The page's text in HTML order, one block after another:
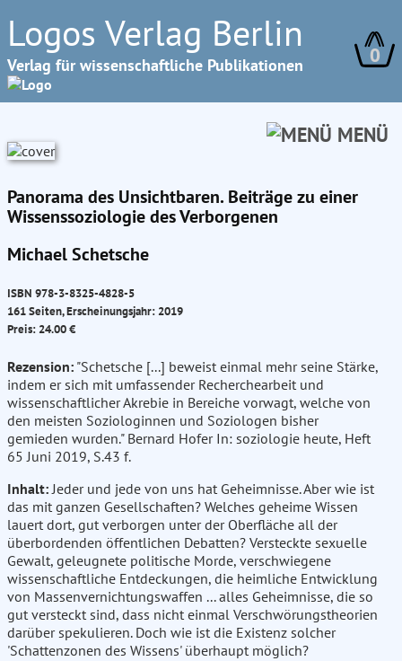
Logos Verlag Berlin
Verlag für wissenschaftliche Publikationen 0
MENÜ
Panorama des Unsichtbaren. Beiträge zu einer
Wissenssoziologie des Verborgenen
Michael Schetsche
ISBN 978-3-8325-4828-5
161 Seiten, Erscheinungsjahr: 2019
Preis: 24.00 €
Rezension: "Schetsche [...] beweist einmal mehr seine Stärke,
indem er sich mit umfassender Recherchearbeit und
wissenschaftlicher Akrebie in Bereiche vorwagt, welche von
den meisten Soziologinnen und Soziologen bisher
gemieden wurden." Bernard Hofer In: soziologie heute, Heft
65 Juni 2019, S.43 f.
Inhalt:Jeder und jede von uns hat Geheimnisse. Aber wie ist
das mit ganzen Gesellschaften? Welches geheime Wissen
lauert dort, gut verborgen unter der Oberfläche all der
überbordenden öffentlichen Debatten? Versteckte sexuelle
Gewalt, geleugnete politische Morde, verschwiegene
wissenschaftliche Entdeckungen, die heimliche Entwicklung
von Massenvernichtungswaffen ... alles Geheimnisse, die so
gut versteckt sind, dass nicht einmal Verschwörungstheorien
darüber spekulieren. Doch wie ist die Existenz solcher
'Schattenzonen des Wissens' überhaupt möglich?